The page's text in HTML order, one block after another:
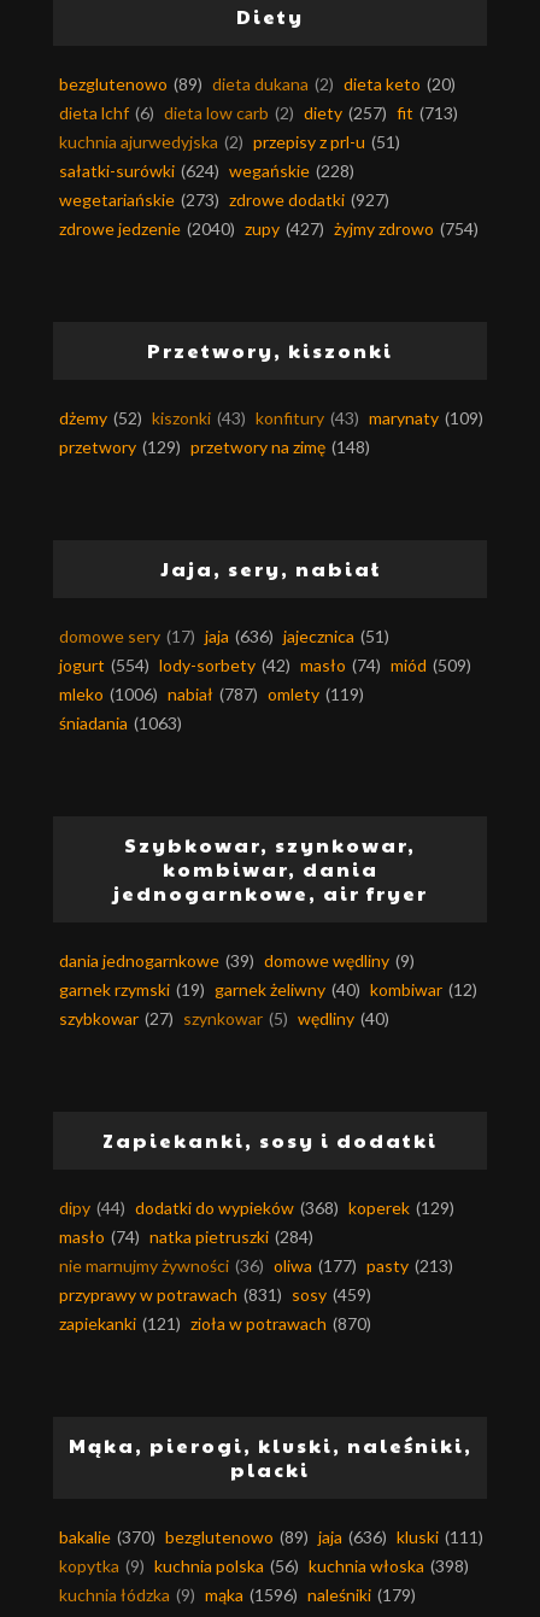
Diety
bezglutenowo (89) dieta dukana (2) dieta keto (20)
dieta lchf (6) dieta low carb (2) diety (257) fit (713)
kuchnia ajurwedyjska (2) przepisy z prl-u (51)
sałatki-surówki (624) wegańskie (228)
wegetariańskie (273) zdrowe dodatki (927)
zdrowe jedzenie (2040) zupy (427) żyjmy zdrowo (754)
Przetwory, kiszonki
dżemy (52) kiszonki (43) konfitury (43) marynaty (109)
przetwory (129) przetwory na zimę (148)
Jaja, sery, nabiał
domowe sery (17) jaja (636) jajecznica (51)
jogurt (554) lody-sorbety (42) masło (74) miód (509)
mleko (1006) nabiał (787) omlety (119)
śniadania (1063)
Szybkowar, szynkowar,
kombiwar, dania
jednogarnkowe, air fryer
dania jednogarnkowe (39) domowe wędliny (9)
garnek rzymski (19) garnek żeliwny (40) kombiwar (12)
szybkowar (27) szynkowar (5) wędliny (40)
Zapiekanki, sosy i dodatki
dipy (44) dodatki do wypieków (368) koperek (129)
masło (74) natka pietruszki (284)
nie marnujmy żywności (36) oliwa (177) pasty (213)
przyprawy w potrawach (831) sosy (459)
zapiekanki (121) zioła w potrawach (870)
Mąka, pierogi, kluski, naleśniki,
placki
bakalie (370) bezglutenowo (89) jaja (636) kluski (111)
kopytka (9) kuchnia polska (56) kuchnia włoska (398)
kuchnia łódzka (9) mąka (1596) naleśniki (179)